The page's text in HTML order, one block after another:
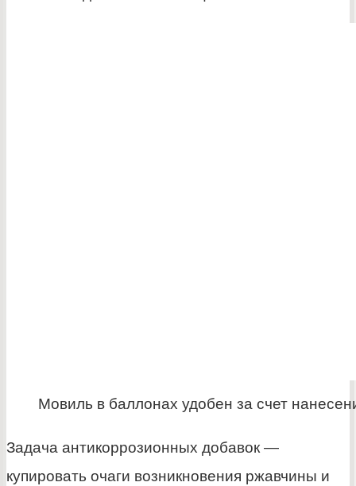
Мовиль в баллонах удобен за счет
Задача антикоррозионных добавок —
купировать очаги возникновения ржавчины и